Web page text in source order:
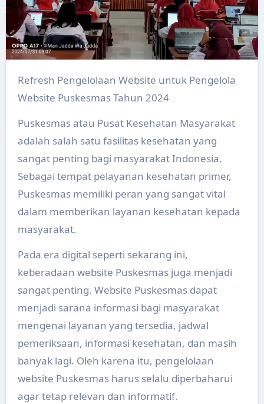
Refresh Pengelolaan Website untuk Pengelola
Website Puskesmas Tahun 2024
Puskesmas atau Pusat Kesehatan Masyarakat
adalah salah satu fasilitas kesehatan yang
sangat penting bagi masyarakat Indonesia.
Sebagai tempat pelayanan kesehatan primer,
Puskesmas memiliki peran yang sangat vital
dalam memberikan layanan kesehatan kepada
masyarakat.
Pada era digital seperti sekarang ini,
keberadaan website Puskesmas juga menjadi
sangat penting. Website Puskesmas dapat
menjadi sarana informasi bagi masyarakat
mengenai layanan yang tersedia, jadwal
pemeriksaan, informasi kesehatan, dan masih
banyak lagi. Oleh karena itu, pengelolaan
website Puskesmas harus selalu diperbaharui
agar tetap relevan dan informatif.